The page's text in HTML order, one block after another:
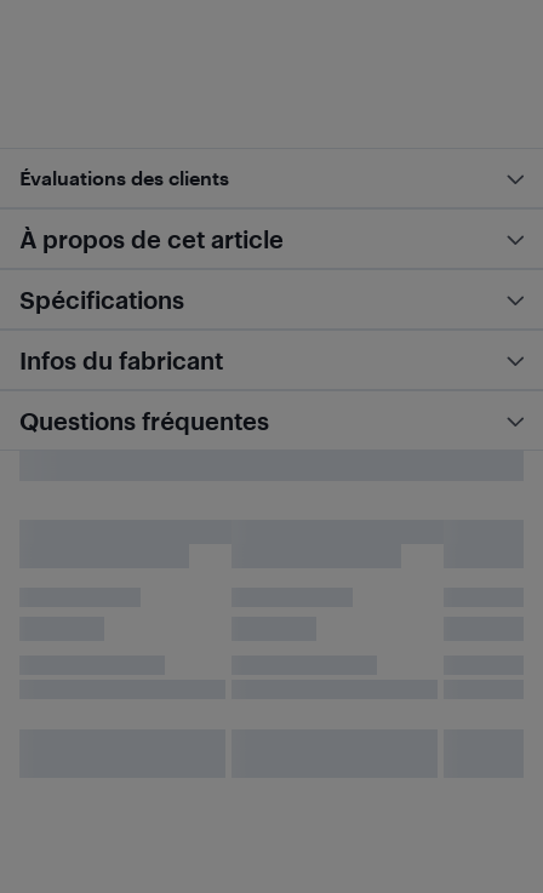
Évaluations des clients
À propos de cet article
Spécifications
Infos du fabricant
Questions fréquentes